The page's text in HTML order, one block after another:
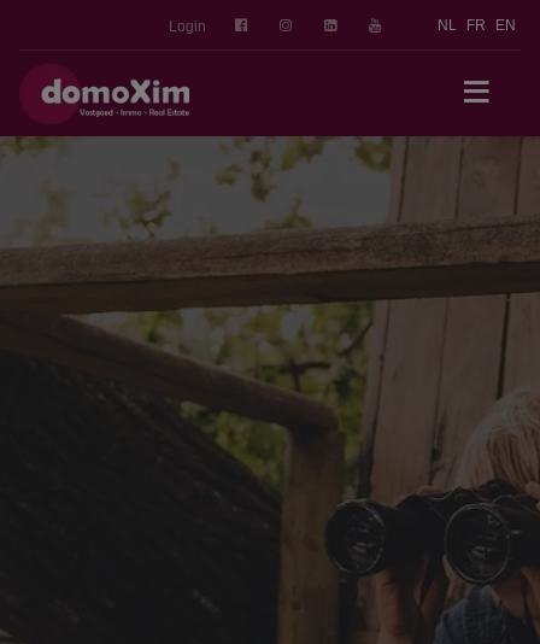
Login NL FR EN